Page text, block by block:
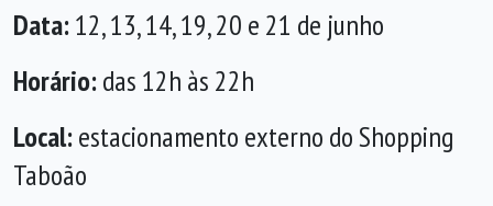
Data:12, 13, 14, 19, 20 e 21 de junho
Horário:das 12h às 22h
Local:estacionamento externo do Shopping
Taboão